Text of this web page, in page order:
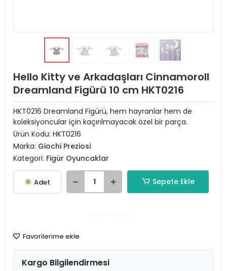
Hello Kitty ve Arkadaşları Cinnamoroll
Dreamland Figürü 10 cm HKT0216
HKT0216 Dreamland Figürü, hem hayranlar hem de
koleksiyoncular için kaçırılmayacak özel bir parça.
Ürün Kodu: HKT0216
Marka: Giochi Preziosi
Kategori: Figür Oyuncaklar
Adet Sepete Ekle
Favorilerime ekle
Kargo Bilgilendirmesi